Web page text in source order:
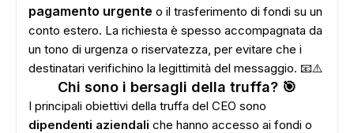
pagamento urgente o il trasferimento di fondi su un
conto estero. La richiesta è spesso accompagnata da
un tono di urgenza o riservatezza, per evitare che i
destinatari verifichino la legittimità del messaggio. 📧⚠️
Chi sono i bersagli della truffa? 🎯
I principali obiettivi della truffa del CEO sono
dipendenti aziendali che hanno accesso ai fondi o